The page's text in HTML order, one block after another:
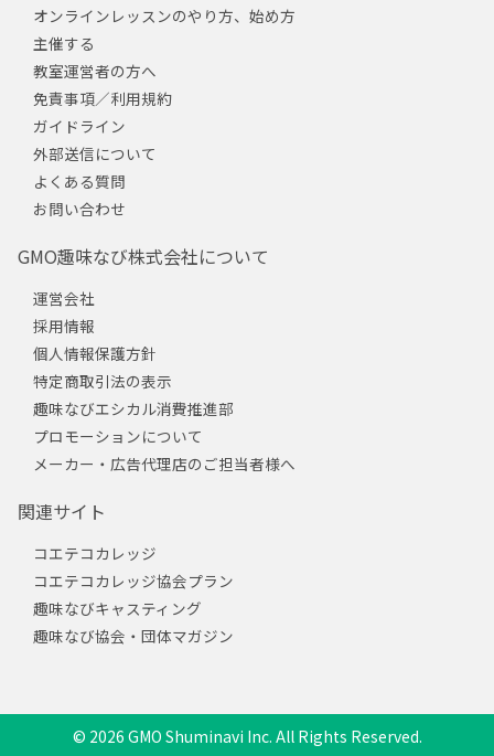
オンラインレッスンのやり方、始め方
主催する
教室運営者の方へ
免責事項／利用規約
ガイドライン
外部送信について
よくある質問
お問い合わせ
GMO趣味なび株式会社について
運営会社
採用情報
個人情報保護方針
特定商取引法の表示
趣味なびエシカル消費推進部
プロモーションについて
メーカー・広告代理店のご担当者様へ
関連サイト
コエテコカレッジ
コエテコカレッジ協会プラン
趣味なびキャスティング
趣味なび協会・団体マガジン
© 2026 GMO Shuminavi Inc. All Rights Reserved.